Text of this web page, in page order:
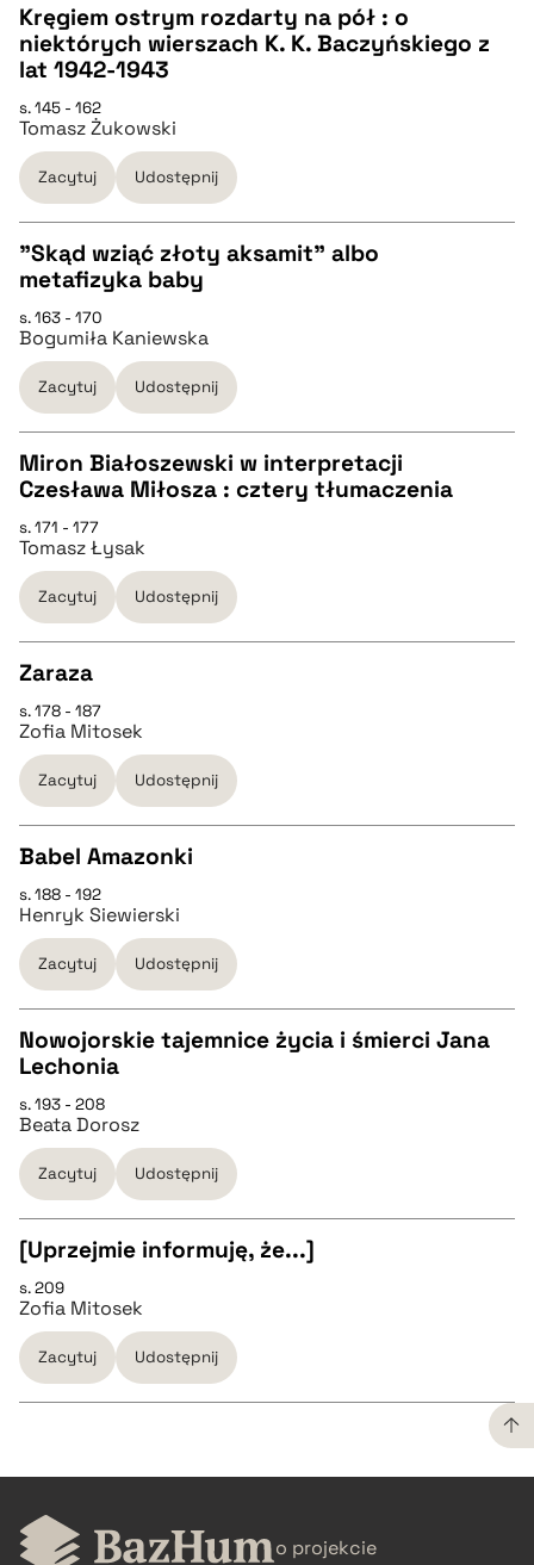
pobierz cytat
CZYSTY TEKST
pobierz cytat
BIBTEX
pobierz cytat
Kręgiem ostrym rozdarty na pół : o
niektórych wierszach K. K. Baczyńskiego z
lat 1942-1943
s. 145 - 162
Tomasz Żukowski
Zacytuj Udostępnij
CZYSTY TEKST
pobierz cytat
BIBTEX
"Skąd wziąć złoty aksamit" albo
metafizyka baby
s. 163 - 170
Bogumiła Kaniewska
Zacytuj Udostępnij
pobierz cytat
BIBTEX
pobierz cytat
Miron Białoszewski w interpretacji
Czesława Miłosza : cztery tłumaczenia
s. 171 - 177
Tomasz Łysak
Zacytuj Udostępnij
CZYSTY TEKST
pobierz cytat
BIBTEX
pobierz cytat
Zaraza
s. 178 - 187
Zofia Mitosek
Zacytuj Udostępnij
CZYSTY TEKST
pobierz cytat
BIBTEX
pobierz cytat
Babel Amazonki
s. 188 - 192
Henryk Siewierski
Zacytuj Udostępnij
pobierz cytat
BIBTEX
pobierz cytat
Nowojorskie tajemnice życia i śmierci Jana
Lechonia
s. 193 - 208
Beata Dorosz
Zacytuj Udostępnij
CZYSTY TEKST
pobierz cytat
[Uprzejmie informuję, że...]
s. 209
Zofia Mitosek
Zacytuj Udostępnij
CZYSTY TEKST
pobierz cytat o projekcie